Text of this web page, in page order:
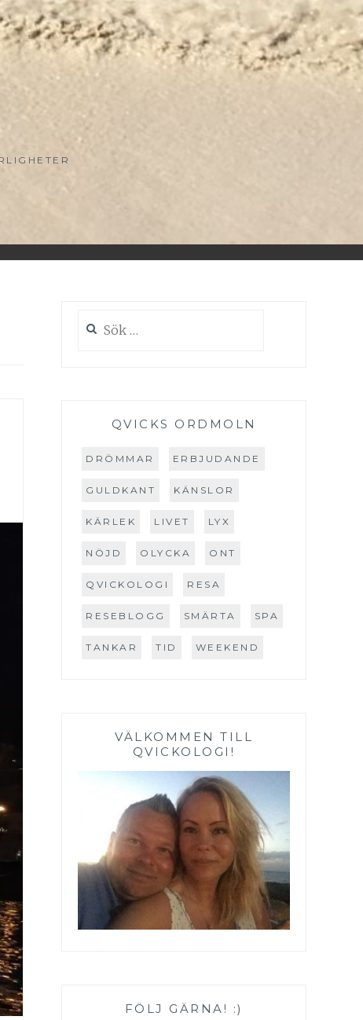
efter:
QVICKS ORDMOLN
DRÖMMAR ERBJUDANDE
GULDKANT KÄNSLOR
KÄRLEK LIVET LYX
NÖJD OLYCKA ONT
QVICKOLOGI RESA
RESEBLOGG SMÄRTA SPA
TANKAR TID WEEKEND
VÄLKOMMEN TILL
QVICKOLOGI!
FÖLJ GÄRNA! :)